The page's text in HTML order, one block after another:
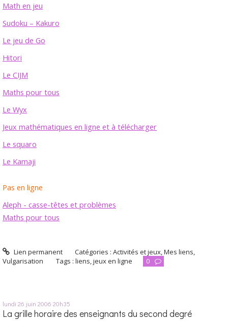
Math en jeu
Sudoku – Kakuro
Le jeu de Go
Hitori
Le CIJM
Maths pour tous
Le Wyx
Jeux mathématiques en ligne et à télécharger
Le squaro
Le Kamaji
Pas en ligne
Aleph - casse-têtes et problèmes
Maths pour tous
Lien permanent Catégories :Activités et jeux,Mes liens,
Vulgarisation
Tags : liens,jeux en ligne 0
lundi 26 juin 2006 20h35
La grille horaire des enseignants du second degré